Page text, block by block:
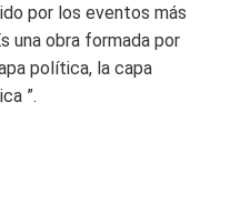
por los eventos más
una obra formada por
política, la capa
”.